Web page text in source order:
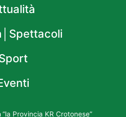
“la Provincia KR Crotonese”